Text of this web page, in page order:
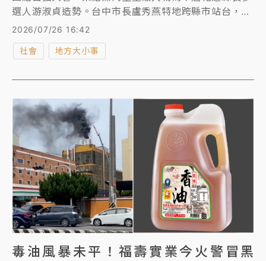
選人游淑貞造勢。台中市長盧秀燕特地跨縣市站台，猛
攻「致癌油」食安議題，痛批中央未負起政治責任；黨
為下屆縣長參選人的張峻與魏嘉賢也各自拋出育兒加碼
煙硝味。
2026/07/26 16:42
社會 地方大小事
毒油風暴未平！福壽實業今火警冒黑